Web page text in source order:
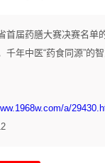
首届药膳大赛决赛名单
千年中医“药食同源”的
a/